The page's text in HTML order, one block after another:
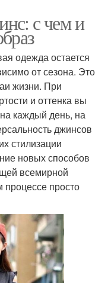
с чем и
одежда остается
от сезона. Это
жизни. При
и оттенка вы
каждый день, на
джинсов
стилизации
новых способов
всемирной
процессе просто